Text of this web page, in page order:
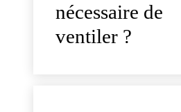
nécessaire de
ventiler ?